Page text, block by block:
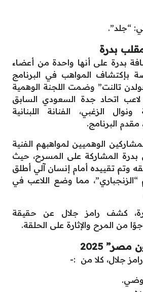
“جلد”.
بدرة
بدرة على أنها واحدة من أعضاء
بإكتشاف المواهب في البرنامج
تالنت” وضمت اللجنة الوهمية
اتحاد جدة السعودي السابق
الزغبي، الفنانة اللبنانية
مقدم البرنامج.
الوهميين لمواهبهم الفنية
بدرة المشاركة على المسرح، حيث
وتم تقييده أمام إنسان آلي أطلق
“الزنجباري”، مما وضع اللاعب في
كشف رامز جلال عن حقيقة
من المرح والإثارة على الحلقة.
2025
جلال، كلا من :-